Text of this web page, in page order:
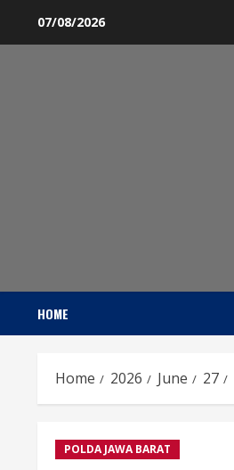
07/08/2026
HOME
Home 2026 June 27
POLDA JAWA BARAT